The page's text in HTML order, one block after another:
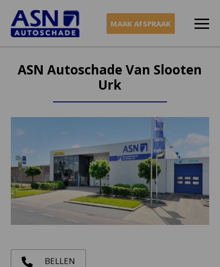
inhoud
MAAK AFSPRAAK
ASN Autoschade Van Slooten
Urk
BELLEN